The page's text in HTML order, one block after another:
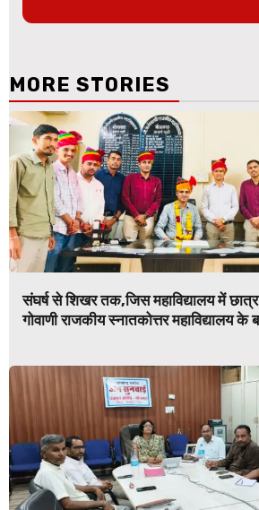
MORE STORIES
संघर्ष से शिखर तक,जिस महाविद्यालय में
गोवाणी राजकीय स्नातकोत्तर महाविद्यालय के